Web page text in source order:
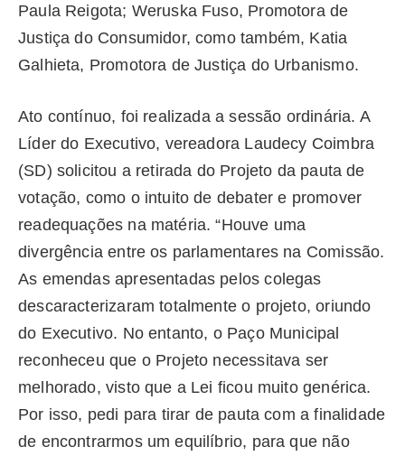
Paula Reigota; Weruska Fuso, Promotora de
Justiça do Consumidor, como também, Katia
Galhieta, Promotora de Justiça do Urbanismo.
Ato contínuo, foi realizada a sessão ordinária. A
Líder do Executivo, vereadora Laudecy Coimbra
(SD) solicitou a retirada do Projeto da pauta de
votação, como o intuito de debater e promover
readequações na matéria. “Houve uma
divergência entre os parlamentares na Comissão.
As emendas apresentadas pelos colegas
descaracterizaram totalmente o projeto, oriundo
do Executivo. No entanto, o Paço Municipal
reconheceu que o Projeto necessitava ser
melhorado, visto que a Lei ficou muito genérica.
Por isso, pedi para tirar de pauta com a finalidade
de encontrarmos um equilíbrio, para que não